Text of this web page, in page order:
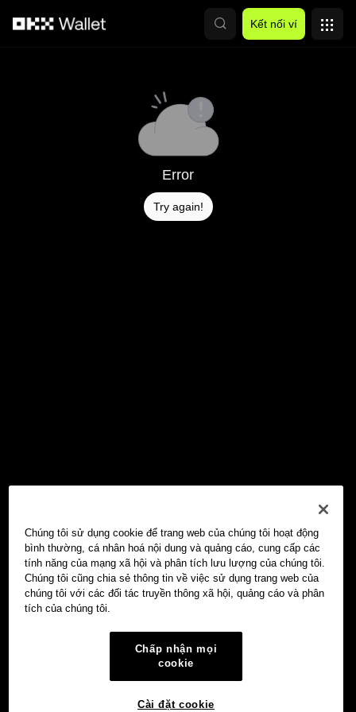
Kết nối ví
Error
Try again!
Chúng tôi sử dụng cookie để trang web của chúng tôi hoạt động
bình thường, cá nhân hoá nội dung và quảng cáo, cung cấp các
tính năng của mạng xã hội và phân tích lưu lượng của chúng tôi.
Chúng tôi cũng chia sẻ thông tin về việc sử dụng trang web của
chúng tôi với các đối tác truyền thông xã hội, quảng cáo và phân
tích của chúng tôi.
Chấp nhận mọi
cookie
Cài đặt cookie